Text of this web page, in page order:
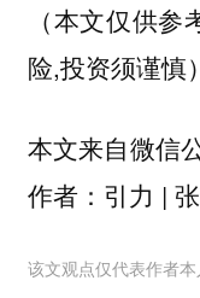
（本文仅供
险,投资须谨慎）
本文来自微信
作者：引力 |
该文观点仅代表作者